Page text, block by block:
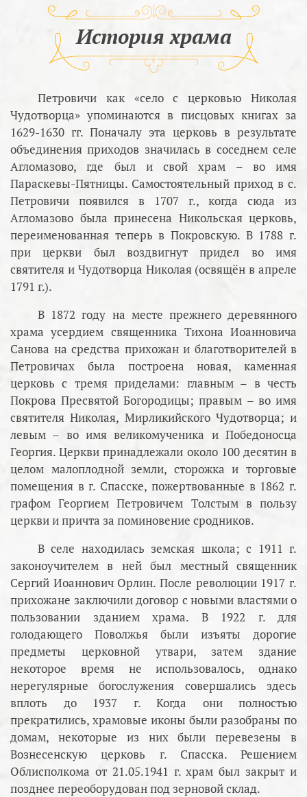
История храма
Петровичи как «село с церковью Николая
Чудотворца» упоминаются в писцовых книгах за
1629-1630 гг. Поначалу эта церковь в результате
объединения приходов значилась в соседнем селе
Агломазово, где был и свой храм – во имя
Параскевы-Пятницы. Самостоятельный приход в с.
Петровичи появился в 1707 г., когда сюда из
Агломазово была принесена Никольская церковь,
переименованная теперь в Покровскую. В 1788 г.
при церкви был воздвигнут придел во имя
святителя и Чудотворца Николая (освящён в апреле
1791 г.).
В 1872 году на месте прежнего деревянного
храма усердием священника Тихона Иоанновича
Санова на средства прихожан и благотворителей в
Петровичах была построена новая, каменная
церковь с тремя приделами: главным – в честь
Покрова Пресвятой Богородицы; правым – во имя
святителя Николая, Мирликийского Чудотворца; и
левым – во имя великомученика и Победоносца
Георгия. Церкви принадлежали около 100 десятин в
целом малоплодной земли, сторожка и торговые
помещения в г. Спасске, пожертвованные в 1862 г.
графом Георгием Петровичем Толстым в пользу
церкви и причта за поминовение сродников.
В селе находилась земская школа; с 1911 г.
законоучителем в ней был местный священник
Сергий Иоаннович Орлин. После революции 1917 г.
прихожане заключили договор с новыми властями о
пользовании зданием храма. В 1922 г. для
голодающего Поволжья были изъяты дорогие
предметы церковной утвари, затем здание
некоторое время не использовалось, однако
нерегулярные богослужения совершались здесь
вплоть до 1937 г. Когда они полностью
прекратились, храмовые иконы были разобраны по
домам, некоторые из них были перевезены в
Вознесенскую церковь г. Спасска. Решением
Облисполкома от 21.05.1941 г. храм был закрыт и
позднее переоборудован под зерновой склад.